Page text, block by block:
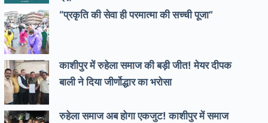
“प्रकृति की सेवा ही परमात्मा की सच्ची पूजा”
काशीपुर में रुहेला समाज की बड़ी जीत! मेयर दीपक
बाली ने दिया जीर्णोद्धार का भरोसा
रुहेला समाज अब होगा एकजुट! काशीपुर में समाज